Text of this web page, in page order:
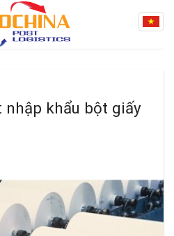
nhập khẩu bột giấy